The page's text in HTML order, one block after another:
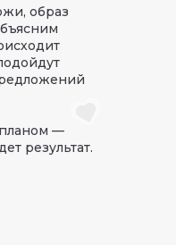
образ
—
результат.